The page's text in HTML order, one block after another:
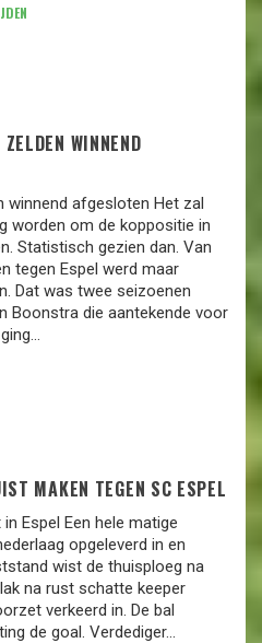
WINNEND
winnend afgesloten Het zal
worden om de koppositie in
Statistisch gezien dan. Van
tegen Espel werd maar
Dat was twee seizoenen
Boonstra die aantekende voor
MAKEN TEGEN SC ESPEL
Espel Een hele matige
opgeleverd in en
wist de thuisploeg na
na rust schatte keeper
verkeerd in. De bal
de goal. Verdediger...